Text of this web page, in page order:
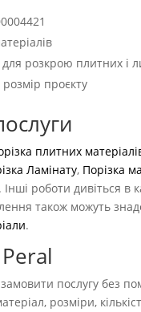
розкрою плитних і
розмір проєкту
плитних
Ламінату, Порізка
. Інші роботи дивіться в
також можуть
.
послугу без
розміри,